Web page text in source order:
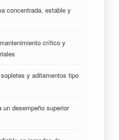
concentrada, estable y
crítico y
y aditamentos tipo
un desempeño superior